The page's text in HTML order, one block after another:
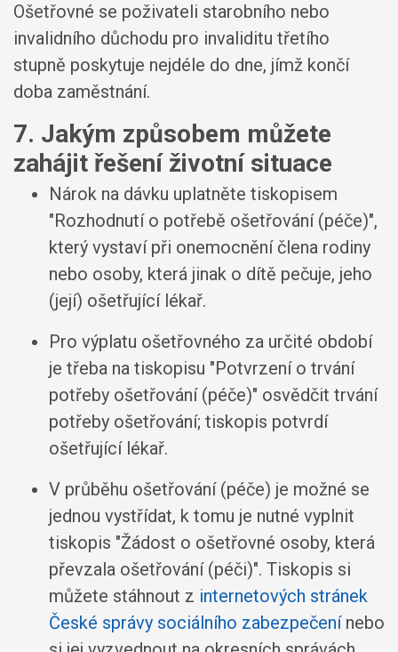
Ošetřovné se poživateli starobního nebo
invalidního důchodu pro invaliditu třetího
stupně poskytuje nejdéle do dne, jímž končí
doba zaměstnání.
7. Jakým způsobem můžete
zahájit řešení životní situace
Nárok na dávku uplatněte tiskopisem
"Rozhodnutí o potřebě ošetřování (péče)",
který vystaví při onemocnění člena rodiny
nebo osoby, která jinak o dítě pečuje, jeho
(její) ošetřující lékař.
Pro výplatu ošetřovného za určité období
je třeba na tiskopisu "Potvrzení o trvání
potřeby ošetřování (péče)" osvědčit trvání
potřeby ošetřování; tiskopis potvrdí
ošetřující lékař.
V průběhu ošetřování (péče) je možné se
jednou vystřídat, k tomu je nutné vyplnit
tiskopis "Žádost o ošetřovné osoby, která
převzala ošetřování (péči)". Tiskopis si
můžete stáhnout z internetových stránek
České správy sociálního zabezpečenínebo